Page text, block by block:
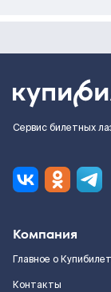
Сервис билетных
Компания
Главное о
Контакты